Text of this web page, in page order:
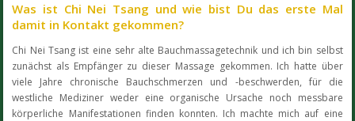
Was ist Chi Nei Tsang und wie bist Du das erste Mal
damit in Kontakt gekommen?
Chi Nei Tsang ist eine sehr alte Bauchmassagetechnik und ich bin selbst
zunächst als Empfänger zu dieser Massage gekommen. Ich hatte über
viele Jahre chronische Bauchschmerzen und -beschwerden, für die
westliche Mediziner weder eine organische Ursache noch messbare
körperliche Manifestationen finden konnten. Ich machte mich auf eine